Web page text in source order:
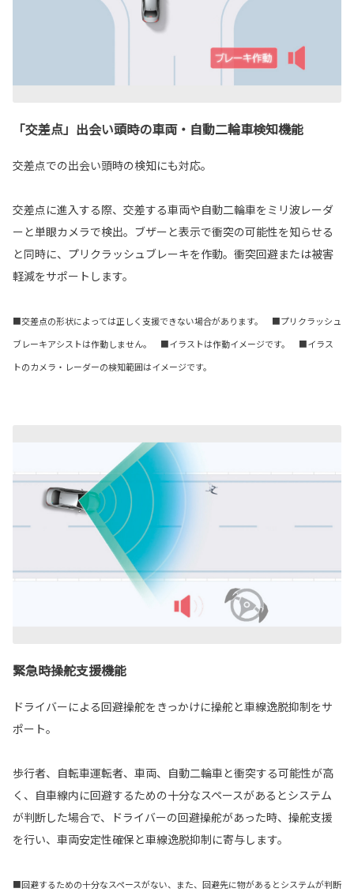
「交差点」出会い頭時の車両・自動二輪車検知機能
交差点での出会い頭時の検知にも対応。
交差点に進入する際、交差する車両や自動二輪車をミリ波レーダ
ーと単眼カメラで検出。ブザーと表示で衝突の可能性を知らせる
と同時に、プリクラッシュブレーキを作動。衝突回避または被害
軽減をサポートします。
■交差点の形状によっては正しく支援できない場合があります。 ■プリクラッシュ
ブレーキアシストは作動しません。 ■イラストは作動イメージです。 ■イラス
トのカメラ・レーダーの検知範囲はイメージです。
緊急時操舵支援機能
ドライバーによる回避操舵をきっかけに操舵と車線逸脱抑制をサ
ポート。
歩行者、自転車運転者、車両、自動二輪車と衝突する可能性が高
く、自車線内に回避するための十分なスペースがあるとシステム
が判断した場合で、ドライバーの回避操舵があった時、操舵支援
を行い、車両安定性確保と車線逸脱抑制に寄与します。
■回避するための十分なスペースがない、また、回避先に物があるとシステムが判断